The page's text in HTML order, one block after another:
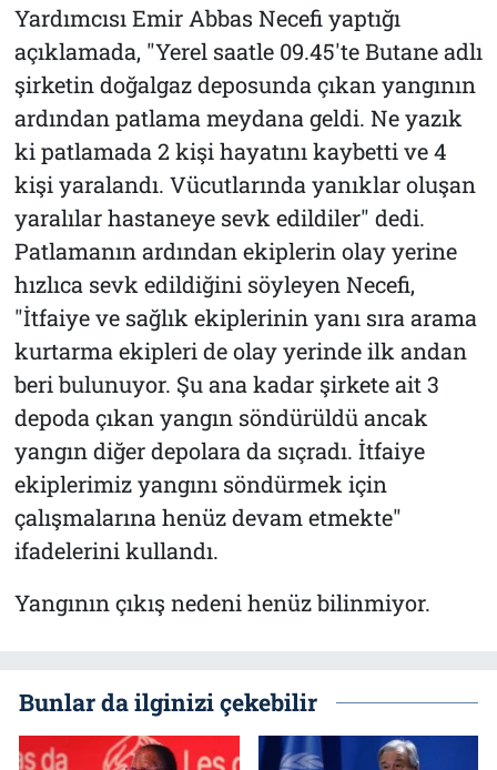
Yardımcısı Emir Abbas Necefi yaptığı
açıklamada, "Yerel saatle 09.45'te Butane adlı
şirketin doğalgaz deposunda çıkan yangının
ardından patlama meydana geldi. Ne yazık
ki patlamada 2 kişi hayatını kaybetti ve 4
kişi yaralandı. Vücutlarında yanıklar oluşan
yaralılar hastaneye sevk edildiler" dedi.
Patlamanın ardından ekiplerin olay yerine
hızlıca sevk edildiğini söyleyen Necefi,
"İtfaiye ve sağlık ekiplerinin yanı sıra arama
kurtarma ekipleri de olay yerinde ilk andan
beri bulunuyor. Şu ana kadar şirkete ait 3
depoda çıkan yangın söndürüldü ancak
yangın diğer depolara da sıçradı. İtfaiye
ekiplerimiz yangını söndürmek için
çalışmalarına henüz devam etmekte"
ifadelerini kullandı.
Yangının çıkış nedeni henüz bilinmiyor.
Bunlar da ilginizi çekebilir